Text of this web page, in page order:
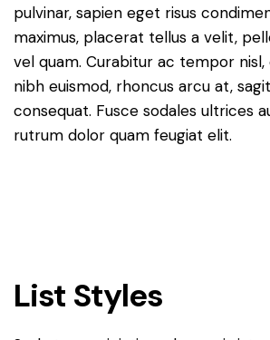
pulvinar, sapien eget risus
maximus, placerat tellus a velit,
vel quam. Curabitur ac tempor
nibh euismod, rhoncus arcu at,
consequat. Fusce sodales ultrices
rutrum dolor quam feugiat elit.
List Styles